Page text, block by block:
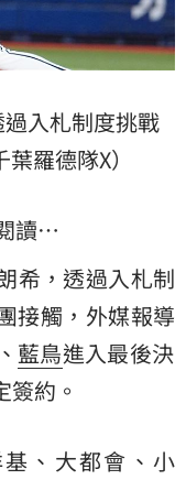
過入札制度挑戰
羅德隊X）
讀…
希，透過入札制
接觸，外媒報導
、 藍鳥進入最後決
約。
、大都會、小